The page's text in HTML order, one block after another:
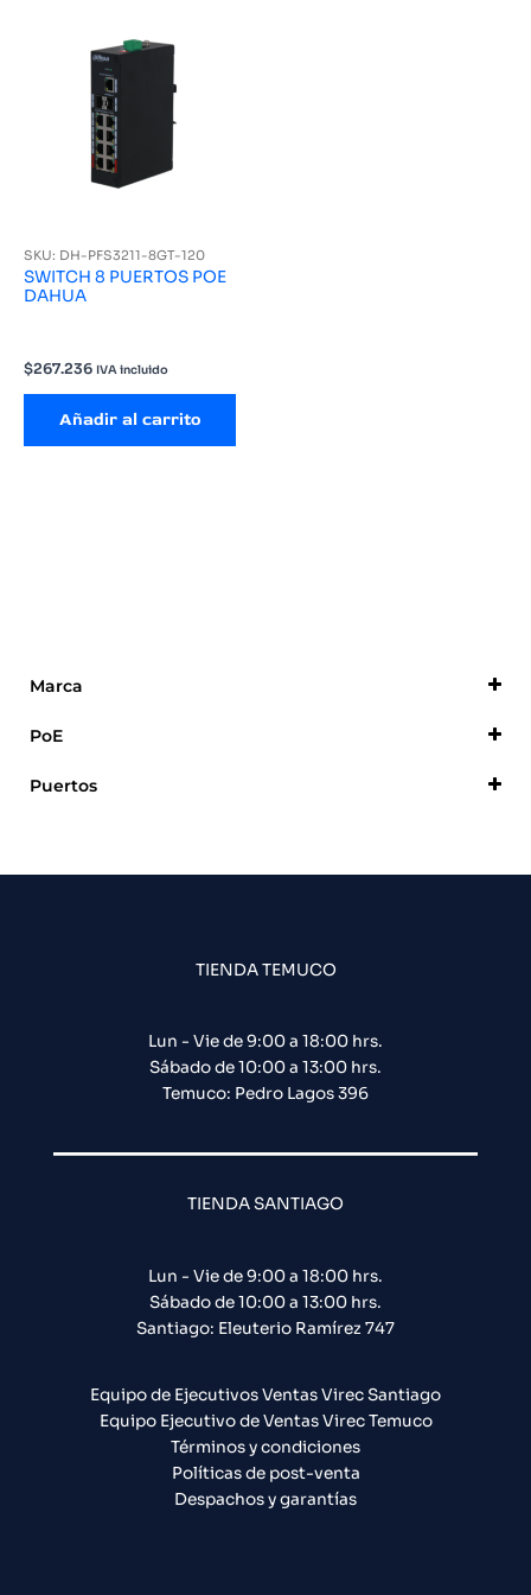
Marca
PoE
Puertos
SKU: DH-PFS3211-8GT-120
SWITCH 8 PUERTOS POE
DAHUA
$267.236 IVA incluido
Añadir al carrito
TIENDA TEMUCO
Lun - Vie de 9:00 a 18:00 hrs.
Sábado de 10:00 a 13:00 hrs.
Temuco: Pedro Lagos 396
TIENDA SANTIAGO
Lun - Vie de 9:00 a 18:00 hrs.
Sábado de 10:00 a 13:00 hrs.
Santiago: Eleuterio Ramírez 747​
Equipo de Ejecutivos Ventas Virec Santiago
Equipo Ejecutivo de Ventas Virec Temuco
Términos y condiciones
Políticas de post-venta
Despachos y garantías